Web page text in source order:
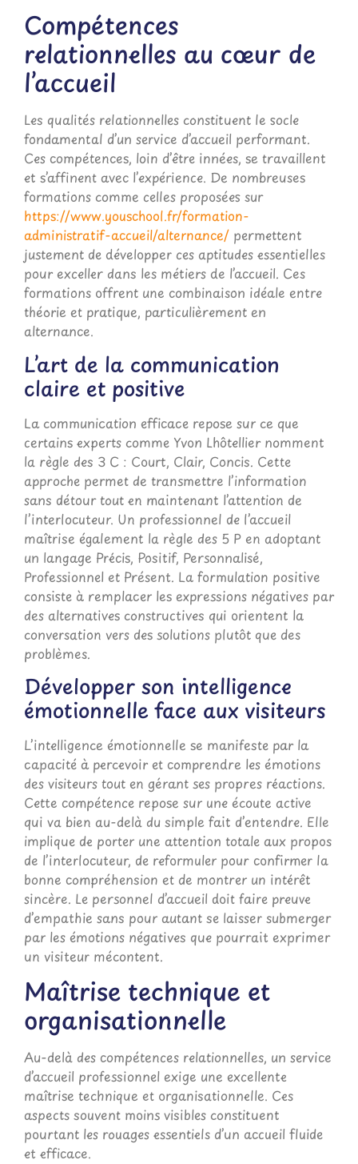
Compétences
relationnelles au cœur de
l’accueil
Les qualités relationnelles constituent le socle
fondamental d’un service d’accueil performant.
Ces compétences, loin d’être innées, se travaillent
et s’affinent avec l’expérience. De nombreuses
formations comme celles proposées sur
https://www.youschool.fr/formation-
administratif-accueil/alternance/ permettent
justement de développer ces aptitudes essentielles
pour exceller dans les métiers de l’accueil. Ces
formations offrent une combinaison idéale entre
théorie et pratique, particulièrement en
alternance.
L’art de la communication
claire et positive
La communication efficace repose sur ce que
certains experts comme Yvon Lhôtellier nomment
la règle des 3 C : Court, Clair, Concis. Cette
approche permet de transmettre l’information
sans détour tout en maintenant l’attention de
l’interlocuteur. Un professionnel de l’accueil
maîtrise également la règle des 5 P en adoptant
un langage Précis, Positif, Personnalisé,
Professionnel et Présent. La formulation positive
consiste à remplacer les expressions négatives par
des alternatives constructives qui orientent la
conversation vers des solutions plutôt que des
problèmes.
Développer son intelligence
émotionnelle face aux visiteurs
L’intelligence émotionnelle se manifeste par la
capacité à percevoir et comprendre les émotions
des visiteurs tout en gérant ses propres réactions.
Cette compétence repose sur une écoute active
qui va bien au-delà du simple fait d’entendre. Elle
implique de porter une attention totale aux propos
de l’interlocuteur, de reformuler pour confirmer la
bonne compréhension et de montrer un intérêt
sincère. Le personnel d’accueil doit faire preuve
d’empathie sans pour autant se laisser submerger
par les émotions négatives que pourrait exprimer
un visiteur mécontent.
Maîtrise technique et
organisationnelle
Au-delà des compétences relationnelles, un service
d’accueil professionnel exige une excellente
maîtrise technique et organisationnelle. Ces
aspects souvent moins visibles constituent
pourtant les rouages essentiels d’un accueil fluide
et efficace.